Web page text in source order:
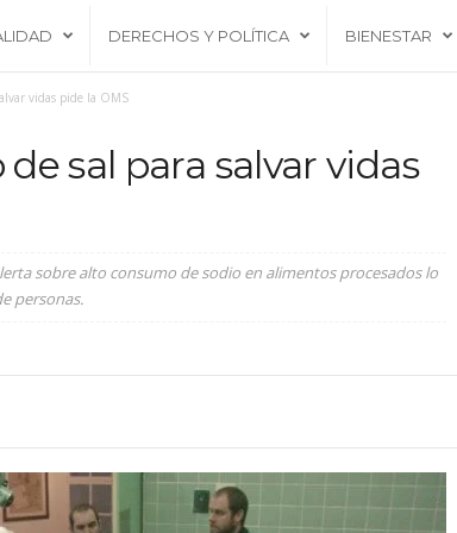
DERECHOS Y POLÍTICA BIENESTAR
vidas pide la OMS
sal para salvar vidas
sobre alto consumo de sodio en alimentos procesados lo
personas.